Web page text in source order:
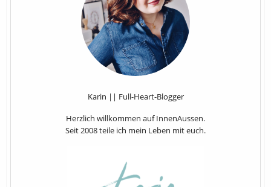
Karin || Full-Heart-Blogger
Herzlich willkommen auf InnenAussen.
Seit 2008 teile ich mein Leben mit euch.